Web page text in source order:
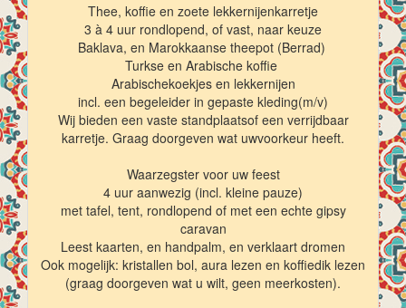
Thee, koffie en zoete lekkernijenkarretje
3 à 4 uur rondlopend, of vast, naar keuze
Baklava, en Marokkaanse theepot (Berrad)
Turkse en Arabische koffie
Arabischekoekjes en lekkernijen
incl. een begeleider in gepaste kleding(m/v)
Wij bieden een vaste standplaatsof een verrijdbaar
karretje. Graag doorgeven wat uwvoorkeur heeft.
Waarzegster voor uw feest
4 uur aanwezig (incl. kleine pauze)
met tafel, tent, rondlopend of met een echte gipsy
caravan
Leest kaarten, en handpalm, en verklaart dromen
Ook mogelijk: kristallen bol, aura lezen en koffiedik lezen
(graag doorgeven wat u wilt, geen meerkosten).